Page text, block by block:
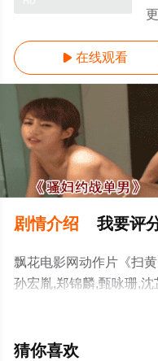
 在线观看
剧情介绍 我要评
飘花电影网动作片《扫
孙宏胤,郑锦麟,甄咏珊,
影，手机免费观看高清
平台了解。
猜你喜欢